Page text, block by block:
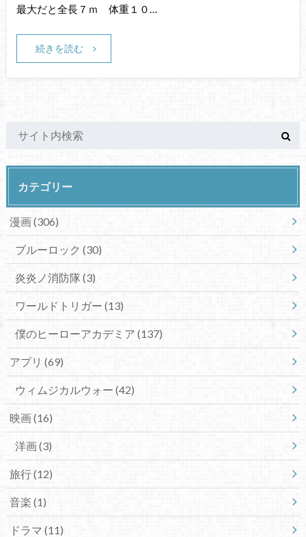
最大だと全長７ｍ 体重１０…
続きを読む
カテゴリー
漫画(306)
ブルーロック (30)
炎炎ノ消防隊(3)
ワールドトリガー (13)
僕のヒーローアカデミア (137)
アプリ (69)
ウィムジカルウォー (42)
映画(16)
洋画(3)
旅行(12)
音楽 (1)
ドラマ (11)